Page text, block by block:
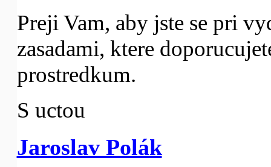
Preji Vam, aby jste se pri
zasadami, ktere
prostredkum.
S uctou
Jaroslav Polák